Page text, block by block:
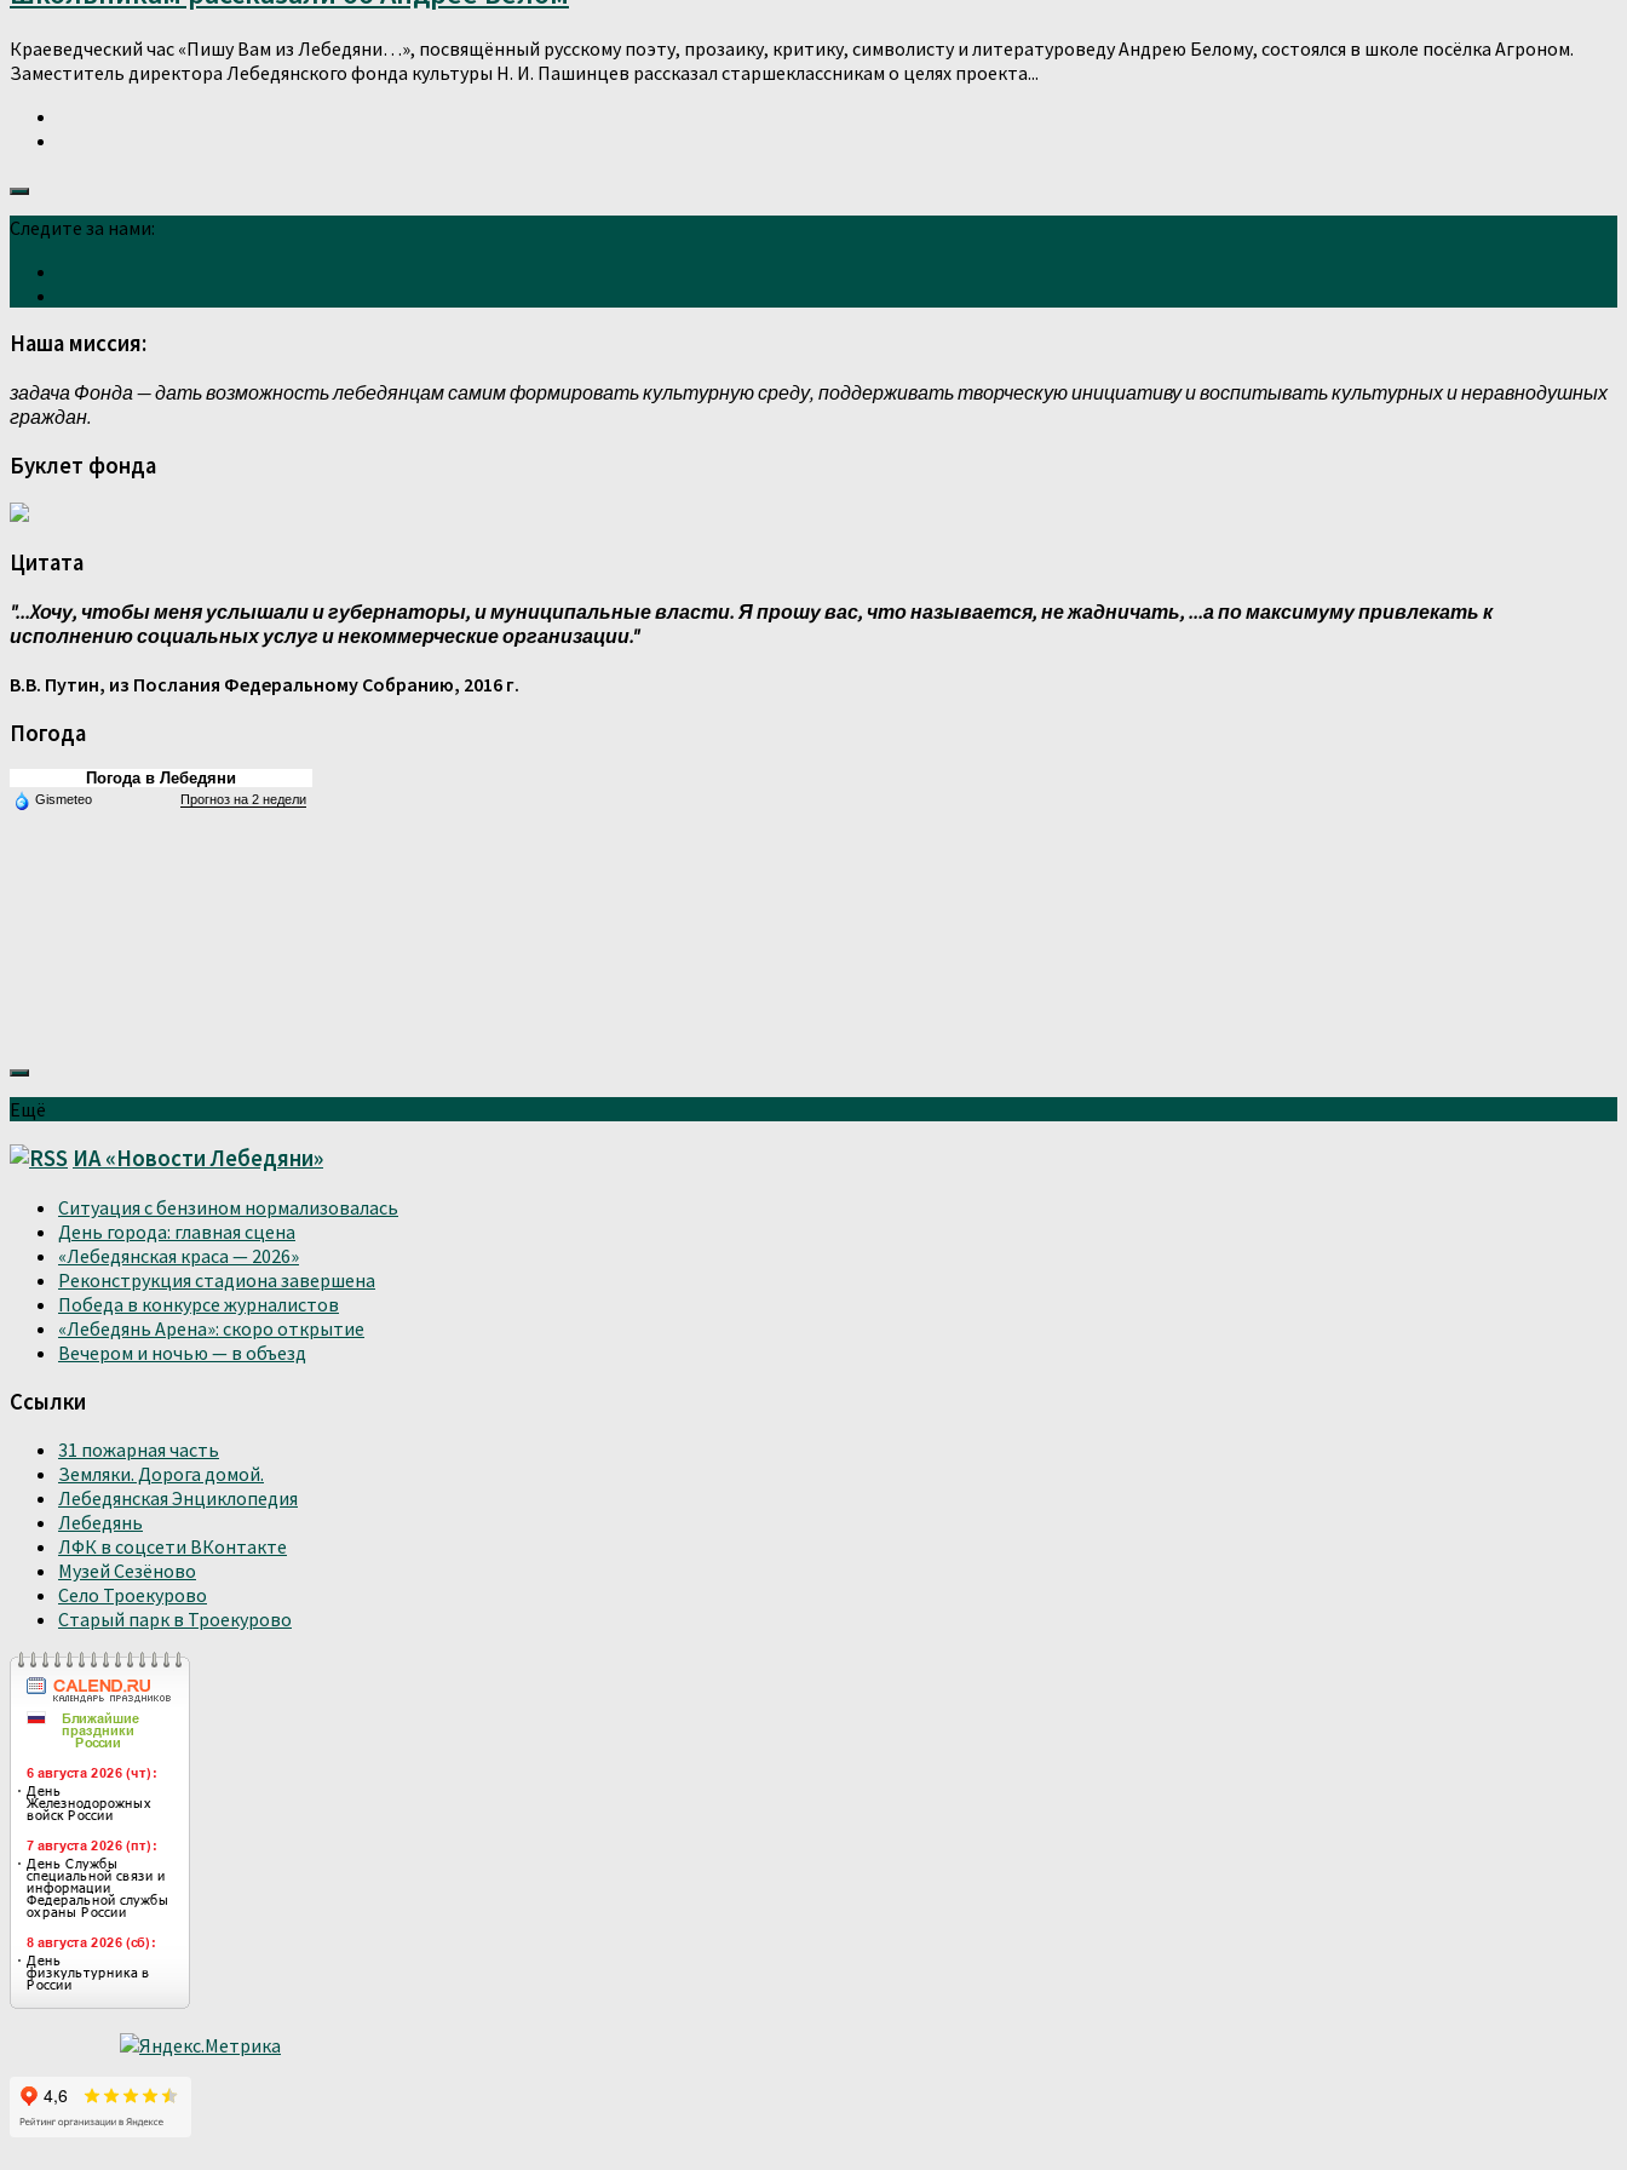
Краеведческий час «Пишу Вам из Лебедяни…», посвящённый русскому поэту, прозаику, критику, символисту и литературоведу Андрею Белому, состоялся в школе посёлка Агроном.
Заместитель директора Лебедянского фонда культуры Н. И. Пашинцев рассказал старшеклассникам о целях проекта...
Следите за нами:
Наша миссия:
задача Фонда — дать возможность лебедянцам самим формировать культурную среду, поддерживать творческую инициативу и воспитывать культурных и неравнодушных
граждан.
Буклет фонда
Цитата
"...Xочу, чтобы меня услышали и губернаторы, и муниципальные власти. Я прошу вас, что называется, не жадничать, ...а по максимуму привлекать к
исполнению социальных услуг и некоммерческие организации."
В.В. Путин, из Послания Федеральному Собранию, 2016 г.
Погода
Погода в Лебедяни
Gismeteo Прогноз на 2 недели
Ещё
ИА «Новости Лебедяни»
Ситуация с бензином нормализовалась
День города: главная сцена
«Лебедянская краса — 2026»
Реконструкция стадиона завершена
Победа в конкурсе журналистов
«Лебедянь Арена»: скоро открытие
Вечером и ночью — в объезд
Ссылки
31 пожарная часть
Земляки. Дорога домой.
Лебедянская Энциклопедия
Лебедянь
ЛФК в соцсети ВКонтакте
Музей Сезёново
Село Троекурово
Старый парк в Троекурово